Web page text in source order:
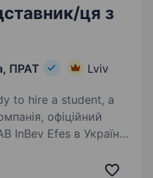
ця з
ПРАТ Lviv
to hire a student, a
InBev Efes в Україні,
(Зимна вода,